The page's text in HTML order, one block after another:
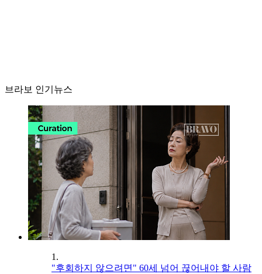
브라보 인기뉴스
1.
"후회하지 않으려면" 60세 넘어 끊어내야 할 사람